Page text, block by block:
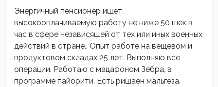
Энергичный пенсионер ищет
высокооплачиваемую работу не ниже 50 шек в
час в сфере независящей от тех или иных военных
действий в стране.. Опыт работе на вещевом и
продуктовом складах 25 лет. Выполняю все
операции. Работаю с мацафоном Зебра, в
программе пайорити. Есть ришаен мальгеза.